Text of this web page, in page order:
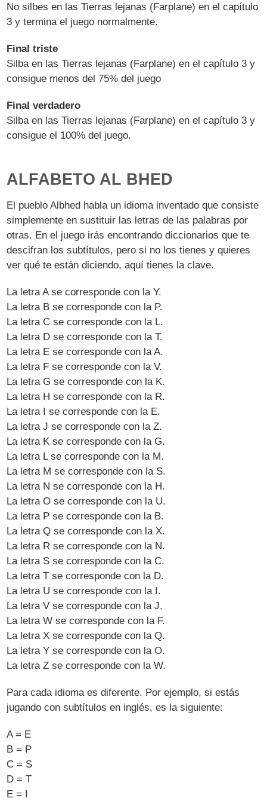
No silbes en las Tierras lejanas (Farplane) en el capítulo
3 y termina el juego normalmente.
Final triste
Silba en las Tierras lejanas (Farplane) en el capítulo 3 y
consigue menos del 75% del juego
Final verdadero
Silba en las Tierras lejanas (Farplane) en el capítulo 3 y
consigue el 100% del juego.
ALFABETO AL BHED
El pueblo Albhed habla un idioma inventado que consiste
simplemente en sustituir las letras de las palabras por
otras. En el juego irás encontrando diccionarios que te
descifran los subtítulos, pero si no los tienes y quieres
ver qué te están diciendo, aquí tienes la clave.
La letra A se corresponde con la Y.
La letra B se corresponde con la P.
La letra C se corresponde con la L.
La letra D se corresponde con la T.
La letra E se corresponde con la A.
La letra F se corresponde con la V.
La letra G se corresponde con la K.
La letra H se corresponde con la R.
La letra I se corresponde con la E.
La letra J se corresponde con la Z.
La letra K se corresponde con la G.
La letra L se corresponde con la M.
La letra M se corresponde con la S.
La letra N se corresponde con la H.
La letra O se corresponde con la U.
La letra P se corresponde con la B.
La letra Q se corresponde con la X.
La letra R se corresponde con la N.
La letra S se corresponde con la C.
La letra T se corresponde con la D.
La letra U se corresponde con la I.
La letra V se corresponde con la J.
La letra W se corresponde con la F.
La letra X se corresponde con la Q.
La letra Y se corresponde con la O.
La letra Z se corresponde con la W.
Para cada idioma es diferente. Por ejemplo, si estás
jugando con subtítulos en inglés, es la siguiente:
A = E
B = P
C = S
D = T
E = I